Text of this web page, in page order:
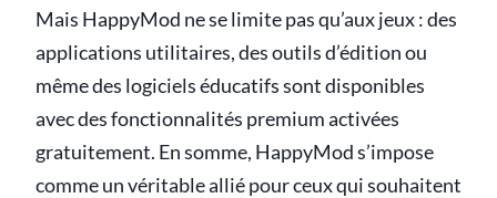
Mais HappyMod ne se limite pas qu’aux jeux : des
applications utilitaires, des outils d’édition ou
même des logiciels éducatifs sont disponibles
avec des fonctionnalités premium activées
gratuitement. En somme, HappyMod s’impose
comme un véritable allié pour ceux qui souhaitent